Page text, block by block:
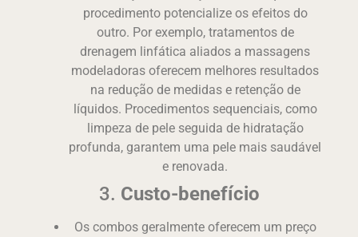
procedimento potencialize os efeitos do
outro. Por exemplo, tratamentos de
drenagem linfática aliados a massagens
modeladoras oferecem melhores resultados
na redução de medidas e retenção de
líquidos. Procedimentos sequenciais, como
limpeza de pele seguida de hidratação
profunda, garantem uma pele mais saudável
e renovada.
3. Custo-benefício
Os combos geralmente oferecem um preço